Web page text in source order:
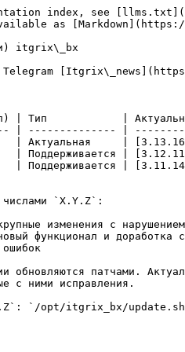
некорректном расположении номеров в событии завершения звонка
* Исправлена ошибка сохранения/загрузки статистики количества звонков (наблюдалось с версии [3.12.0](#id-3.12.0))
* В статистику ошибок включены ошибки кастомизатора
* В вывод `/status` добавлено состояние парсера телефонов
* Добавлена локализация для текста "Download recording" в ссылках на скачивание записи звонка

### 3.13.15

> 29.04.2026

**Исправлены ошибки**

* Исправлено редкое нарушение порядка обработки событий дозвона и ответа на C2C звонках (наблюдалось с версии [3.13.0](#id-3.13.0))
* Исправлена ошибка кастомизации номеров телефонов на звонках, которые инициализируются на локальных каналах (наблюдалось с версии [3.13.0](#id-3.13.0))
* Исправлена задержка проверки лицензии после сетевых проблем
* Исправлена опечатка в выводе флага `--help`
* При регистрации звонка используется поле `EXTERNAL_CALL_ID`
* Улучшена процедура проверки пользователя AMI
* При авторизации в портале, его адрес автоматически добавляется в список разрешённых доменов CORS
* При установке файл конфигурации logrotate создаётся с более строгими правами доступа `0600`
* Обновлена устоновочная версия файла конфигурации logrotate: хранить 7 ротаций вместо 5, использовать "вчерашнюю" дату в именах файлов, обновлены комментарии

**Кастомизатор**

* В файле конфигурации перечисляются все точки кастомизации, в том числе отключенные

### 3.12.11

> 29.01.2026

**Исправлены ошибки**

* Исправлена проверка прав БД со старыми настройками в момент изменения настроек подключения
* Исправлено формирование адресов записей с не-HTTP(S) схемой
*